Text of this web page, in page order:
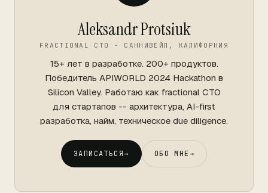
Aleksandr Protsiuk
FRACTIONAL CTO - САННИВЕЙЛ, КАЛИФОРНИЯ
15+ лет в разработке. 200+ продуктов.
Победитель APIWORLD 2024 Hackathon в
Silicon Valley. Работаю как fractional CTO
для стартапов -- архитектура, AI-first
разработка, найм, техническое due diligence.
ЗАПИСАТЬСЯ→ ОБО МНЕ→